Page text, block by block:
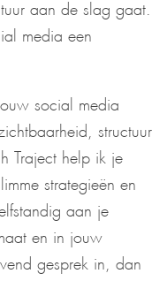
aan de slag gaat.
media een
social media
structuur
Traject help ik je
strategieën en
aan je
en in jouw
gesprek in, dan